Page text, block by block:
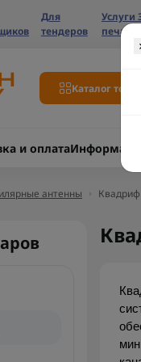
Для
тендеров
Услуги
печати
Каталог
и оплата
антенны